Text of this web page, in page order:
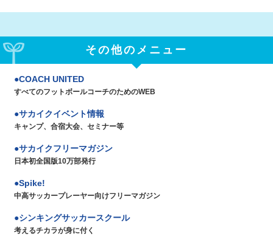
その他のメニュー
COACH UNITED
すべてのフットボールコーチのためのWEB
サカイクイベント情報
キャンプ、合宿大会、セミナー等
サカイクフリーマガジン
日本初全国版10万部発行
Spike!
中高サッカープレーヤー向けフリーマガジン
シンキングサッカースクール
考えるチカラが身に付く